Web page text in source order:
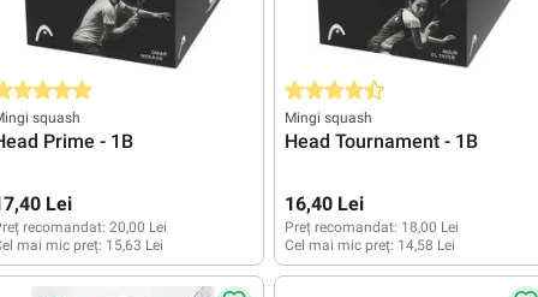
medie de 5 din 5 stele
squash
Prime - 1B
Lei
recomandat: 20,00 Lei
mai mic preț: 15,63 Lei
Evaluarea medie de 4.5 din 5 stele
Mingi squash
Head Tournament - 1B
16,40 Lei
Preț recomandat: 18,00 Lei
Cel mai mic preț: 14,58 Lei